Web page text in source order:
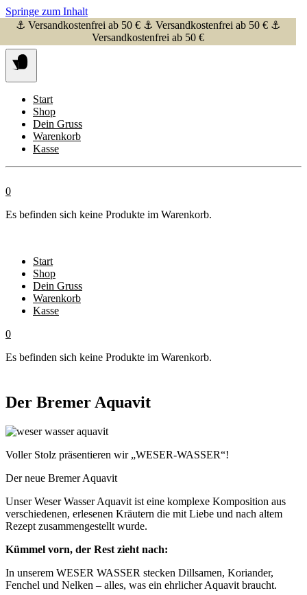
Springe zum Inhalt
⚓ Versandkostenfrei ab 50 € ⚓ Versandkostenfrei ab 50 € ⚓
Versandkostenfrei ab 50 €
Start
Shop
Dein Gruss
Warenkorb
Kasse
0
Es befinden sich keine Produkte im Warenkorb.
Start
Shop
Dein Gruss
Warenkorb
Kasse
0
Es befinden sich keine Produkte im Warenkorb.
Der Bremer Aquavit
Voller Stolz präsentieren wir „WESER-WASSER“!
Der neue Bremer Aquavit
Unser Weser Wasser Aquavit ist eine komplexe Komposition aus
verschiedenen, erlesenen Kräutern die mit Liebe und nach altem
Rezept zusammengestellt wurde.
Kümmel vorn, der Rest zieht nach:
In unserem WESER WASSER stecken Dillsamen, Koriander,
Fenchel und Nelken – alles, was ein ehrlicher Aquavit braucht.